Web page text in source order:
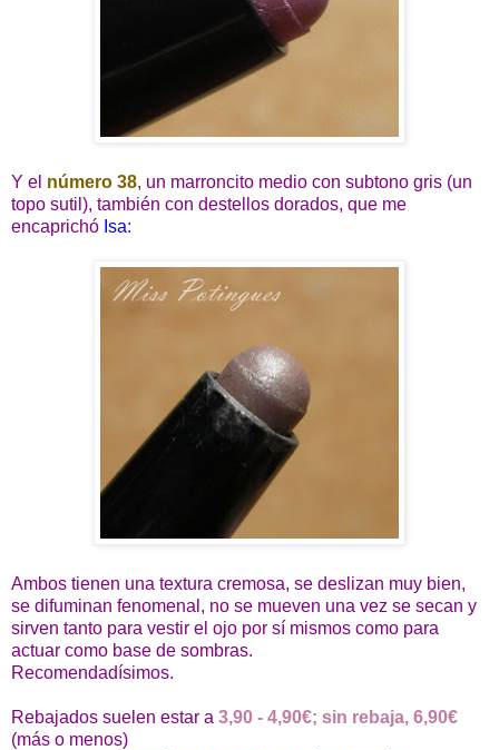
Y el número 38, un marroncito medio con subtono gris (un
topo sutil), también con destellos dorados, que me
encaprichó Isa:
Ambos tienen una textura cremosa, se deslizan muy bien,
se difuminan fenomenal, no se mueven una vez se secan y
sirven tanto para vestir el ojo por sí mismos como para
actuar como base de sombras.
Recomendadísimos.
Rebajados suelen estar a 3,90 - 4,90€; sin rebaja, 6,90€
(más o menos)